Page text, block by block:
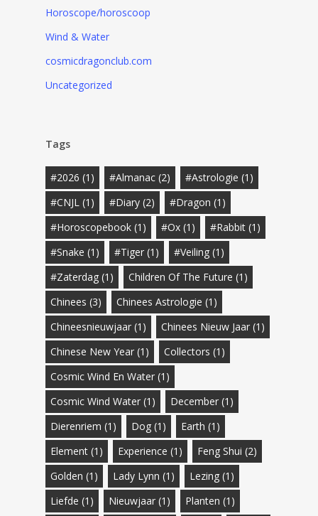
Horoscope/horoscoop
Wind & Water
cosmicdragonclub.com
Uncategorized
Tags
#2026 (1) #almanac (2) #Astrologie (1)
#CNJL (1) #Diary (2) #Dragon (1)
#horoscopebook (1) #Ox (1) #Rabbit (1)
#Snake (1) #Tiger (1) #Veiling (1)
#zaterdag (1) Children Of The Future (1)
Chinees (3) Chinees Astrologie (1)
Chineesnieuwjaar (1) Chinees Nieuw Jaar (1)
Chinese New Year (1) Collectors (1)
Cosmic Wind En Water (1)
Cosmic Wind Water (1) December (1)
Dierenriem (1) Dog (1) Earth (1)
Element (1) Experience (1) Feng Shui (2)
Golden (1) Lady Lynn (1) Lezing (1)
Liefde (1) Nieuwjaar (1) Planten (1)